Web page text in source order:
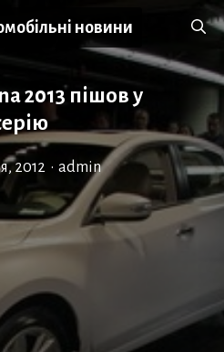
новини
2013 пішов у
2012 • admin